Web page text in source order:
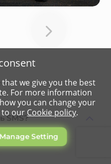
SMS?
we give you the best
For more information
you can change your
to our Cookie policy.
Manage Setting